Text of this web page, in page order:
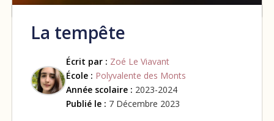
La tempête
Écrit par : Zoé Le Viavant
École : Polyvalente des Monts
Année scolaire : 2023-2024
Publié le : 7 Décembre 2023